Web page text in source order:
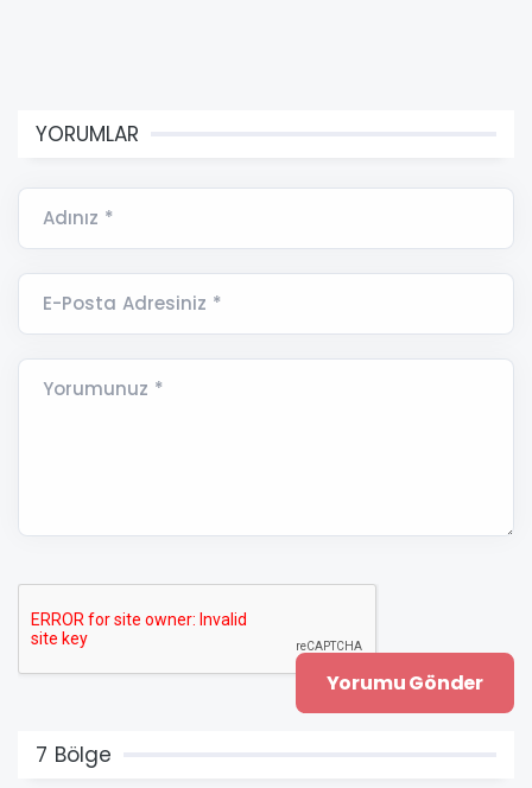
YORUMLAR
Adınız *
E-Posta Adresiniz *
Yorumunuz *
7 Bölge